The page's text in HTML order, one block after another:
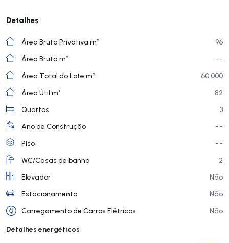
Detalhes
Área Bruta Privativa m²
96
Área Bruta m²
- -
Área Total do Lote m²
60 000
Área Útil m²
82
Quartos
3
Ano de Construção
- -
Piso
- -
WC/Casas de banho
2
Elevador
Não
Estacionamento
Não
Carregamento de Carros Elétricos
Não
Detalhes energéticos